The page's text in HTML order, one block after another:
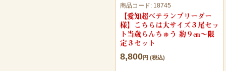
商品コード: 18745
【愛知超ベテランブリーダー
様】こちらは大サイズ３尾セッ
ト当歳らんちゅう 約９㎝～限
定３セット
8,800円 (税込)